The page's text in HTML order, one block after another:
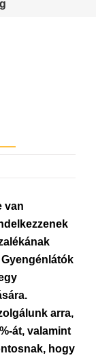
van
arra,
át, valamint
hogy